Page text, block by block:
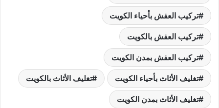
تركيب العفش بأحياء الكويت
تركيب العفش بالكويت
تركيب العفش بمدن الكويت
تغليف الأثاث بأحياء الكويت تغليف الأثاث بالكويت
تغليف الأثاث بمدن الكويت